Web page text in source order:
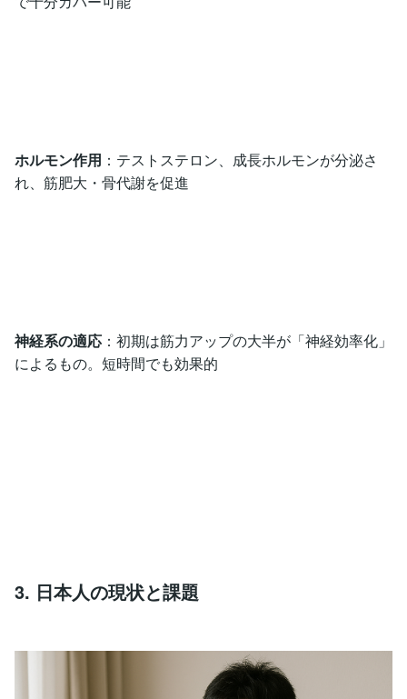
ホルモン作用 ：テストステロン、成長ホルモンが分泌さ
れ、筋肥大・骨代謝を促進
神経系の適応 ：初期は筋力アップの大半が「神経効率化」
によるもの。短時間でも効果的
3. 日本人の現状と課題